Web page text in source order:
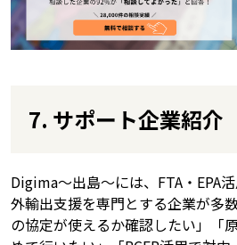
7. サポート企業紹介
Digima～出島～には、FTA・EPA
外輸出支援を専門とする企業が多
の協定が使えるか確認したい」「